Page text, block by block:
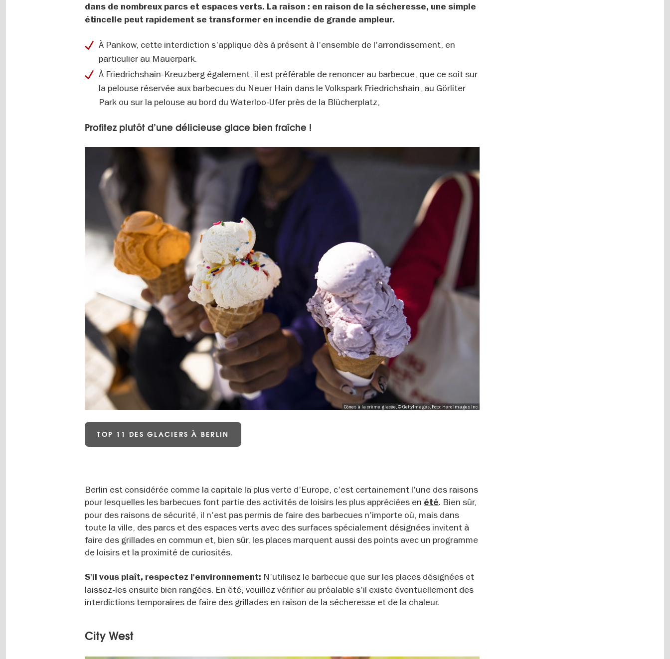
dans de nombreux parcs et espaces verts. La raison : en raison de la sécheresse, une simple
étincelle peut rapidement se transformer en incendie de grande ampleur.
À Pankow, cette interdiction s'applique dès à présent à l'ensemble de l'arrondissement, en
particulier au Mauerpark.
À Friedrichshain-Kreuzberg également, il est préférable de renoncer au barbecue, que ce soit sur
la pelouse réservée aux barbecues du Neuer Hain dans le Volkspark Friedrichshain, au Görliter
Park ou sur la pelouse au bord du Waterloo-Ufer près de la Blücherplatz,
Profitez plutôt d’une délicieuse glace bien fraîche !
Cônes à la crème glacée, © GettyImages, Foto: Hero Images Inc
TOP 11 DES GLACIERS À BERLIN
Berlin est considérée comme la capitale la plus verte d'Europe, c'est certainement l'une des raisons
pour lesquelles les barbecues font partie des activités de loisirs les plus appréciées en été. Bien sûr,
pour des raisons de sécurité, il n'est pas permis de faire des barbecues n'importe où, mais dans
toute la ville, des parcs et des espaces verts avec des surfaces spécialement désignées invitent à
faire des grillades en commun et, bien sûr, les places marquent aussi des points avec un programme
de loisirs et la proximité de curiosités.
S'il vous plaît, respectez l'environnement: N'utilisez le barbecue que sur les places désignées et
laissez-les ensuite bien rangées. En été, veuillez vérifier au préalable s'il existe éventuellement des
interdictions temporaires de faire des grillades en raison de la sécheresse et de la chaleur.
City West